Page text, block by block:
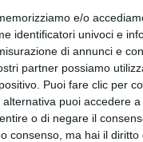
e/o
identificatori univoci e
di annunci e
partner possiamo
Puoi fare clic per
puoi accedere
o di negare il
consenso, ma hai il
specializzato della
necessari per
per la risoluzione